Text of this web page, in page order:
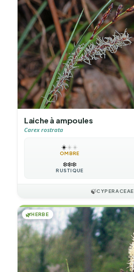
Laiche à ampoules
Carex rostrata
☀️☀️☀️
OMBRE
❄️❄️❄️
RUSTIQUE
🍃CYPERACEAE
🌿HERBE